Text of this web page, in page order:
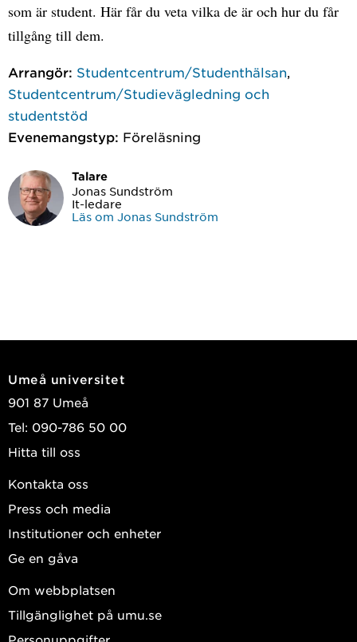
som är student. Här får du veta vilka de är och hur du får
tillgång till dem.
Arrangör: Studentcentrum/Studenthälsan
Studentcentrum/Studievägledning och
studentstöd
Evenemangstyp: Föreläsning
Talare
Jonas Sundström
It-ledare
Läs om Jonas Sundström
Umeå universitet
901 87 Umeå
Tel: 090-786 50 00
Hitta till oss
Kontakta oss
Press och media
Institutioner och enheter
Ge en gåva
Om webbplatsen
Tillgänglighet på umu.se